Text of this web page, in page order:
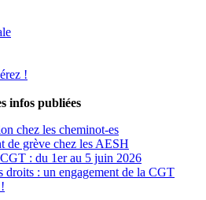
!
infos publiées
chez les cheminot-es
de grève chez les AESH
: du 1er au 5 juin 2026
droits : un engagement de la CGT